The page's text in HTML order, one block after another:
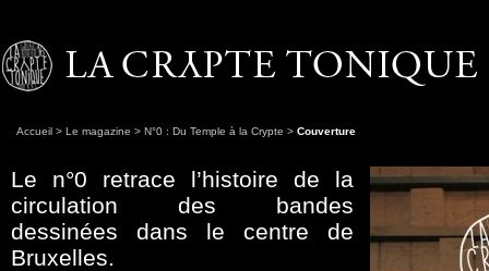
Accueil > Le magazine > N°0 : Du Temple à la Crypte > Couverture
Le n°0 retrace l’histoire de la
circulation des bandes
dessinées dans le centre de
Bruxelles.